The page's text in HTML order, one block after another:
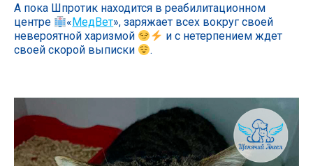
А пока Шпротик находится в реабилитационном
центре
«МедВет», заряжает всех вокруг своей
невероятной харизмой
и с нетерпением ждет
своей скорой выписки
.